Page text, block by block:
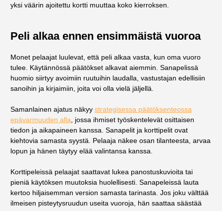
yksi väärin ajoitettu kortti muuttaa koko kierroksen.
Peli alkaa ennen ensimmäistä vuoroa
Monet pelaajat luulevat, että peli alkaa vasta, kun oma vuoro
tulee. Käytännössä päätökset alkavat aiemmin. Sanapelissä
huomio siirtyy avoimiin ruutuihin laudalla, vastustajan edellisiin
sanoihin ja kirjaimiin, joita voi olla vielä jäljellä.
Samanlainen ajatus näkyy strategisessa päätöksenteossa
epävarmuuden alla , jossa ihmiset työskentelevät osittaisen
tiedon ja aikapaineen kanssa. Sanapelit ja korttipelit ovat
kiehtovia samasta syystä. Pelaaja näkee osan tilanteesta, arvaa
lopun ja hänen täytyy elää valintansa kanssa.
Korttipeleissä pelaajat saattavat lukea panostuskuvioita tai
pieniä käytöksen muutoksia huolellisesti. Sanapeleissä lauta
kertoo hiljaisemman version samasta tarinasta. Jos joku välttää
ilmeisen pisteytysruudun useita vuoroja, hän saattaa säästää